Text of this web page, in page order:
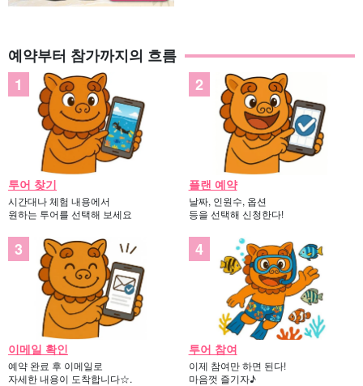
예약부터 참가까지의 흐름
투어 찾기
시간대나 체험 내용에서
원하는 투어를 선택해 보세요
플랜 예약
날짜, 인원수, 옵션
등을 선택해 신청한다!
이메일 확인
예약 완료 후 이메일로
자세한 내용이 도착합니다☆.
투어 참여
이제 참여만 하면 된다!
마음껏 즐기자♪